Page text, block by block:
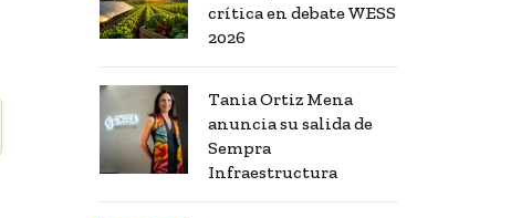
crítica en debate WESS
2026
Tania Ortiz Mena
anuncia su salida de
Sempra
Infraestructura